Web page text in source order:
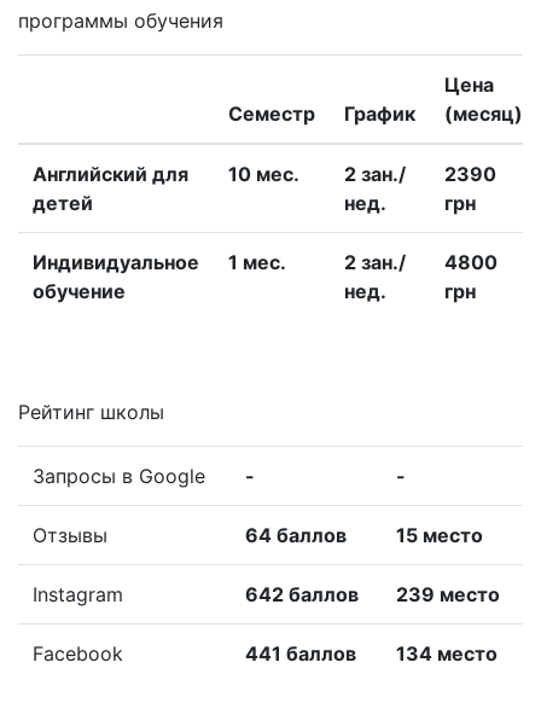
программы обучения
Семестр График
Цена
(месяц)
Английский для
детей
10 меc.
2 зан./
нед.
2390
грн
Индивидуальное
обучение
1 меc.
2 зан./
нед.
4800
грн
Рейтинг школы
Запросы в Google - -
Отзывы 64 баллов 15 место
Instagram 642 баллов 239 место
Facebook 441 баллов 134 место